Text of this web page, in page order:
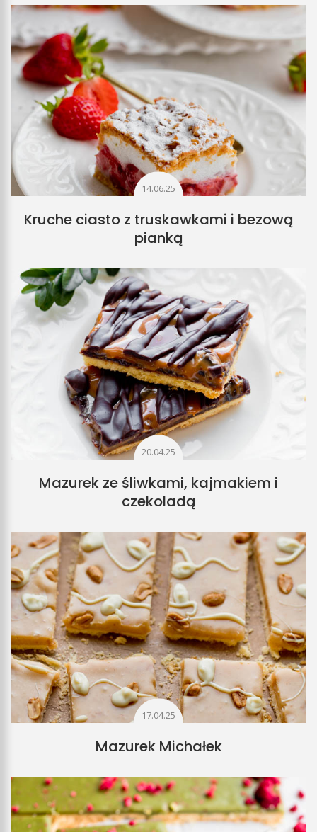
14.06.25
Kruche ciasto z truskawkami i bezową
pianką
20.04.25
Mazurek ze śliwkami, kajmakiem i
czekoladą
17.04.25
Mazurek Michałek